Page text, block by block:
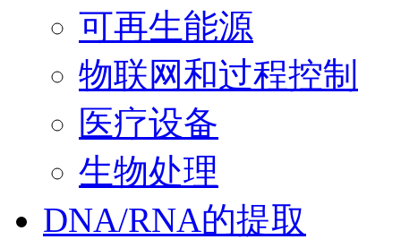
可再生能源
物联网和过程控制
医疗设备
生物处理
DNA/RNA的提取